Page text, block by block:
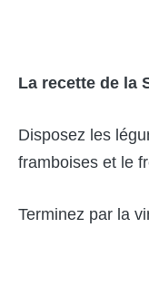
La recette de la
Disposez les
framboises et le
Terminez par la